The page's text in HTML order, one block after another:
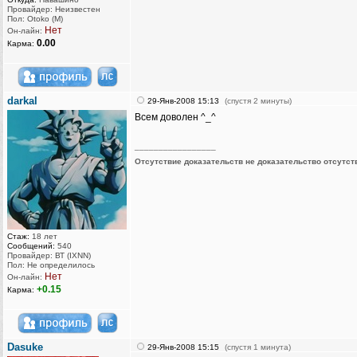
Провайдер: Неизвестен
Пол: Otoko (M)
Он-лайн: Нет
Карма: 0.00
darkal
Стаж: 18 лет
Сообщений: 540
Провайдер: ВТ (IXNN)
Пол: Не определилось
Он-лайн: Нет
Карма: +0.15
29-Янв-2008 15:13 (спустя 2 минуты)
Всем доволен ^_^
Отсутствие доказательств не доказательство
Dasuke 29-Янв-2008 15:15 (спустя 1 минута)